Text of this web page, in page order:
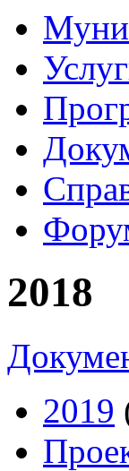
2018
2019